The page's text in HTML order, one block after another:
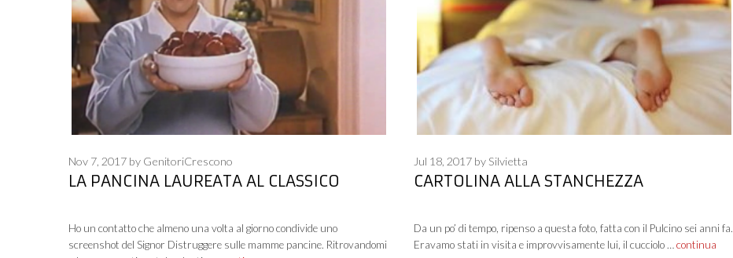
LA PANCINA LAUREATA AL CLASSICO
Nov 7, 2017 by GenitoriCrescono
Ho un contatto che almeno una volta al giorno condivide uno
screenshot del Signor Distruggere sulle mamme pancine. Ritrovandomi
CARTOLINA ALLA STANCHEZZA
Jul 18, 2017 by Silvietta
Da un po’ di tempo, ripenso a questa foto, fatta con il Pulcino sei anni fa.
Eravamo stati in visita e improvvisamente lui, il cucciolo … continua